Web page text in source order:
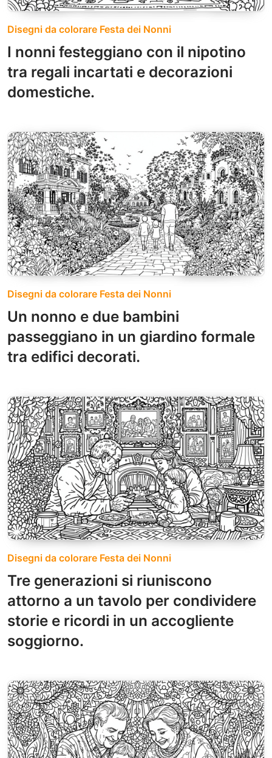
Disegni da colorare Festa dei Nonni
I nonni festeggiano con il nipotino
tra regali incartati e decorazioni
domestiche.
Disegni da colorare Festa dei Nonni
Un nonno e due bambini
passeggiano in un giardino formale
tra edifici decorati.
Disegni da colorare Festa dei Nonni
Tre generazioni si riuniscono
attorno a un tavolo per condividere
storie e ricordi in un accogliente
soggiorno.